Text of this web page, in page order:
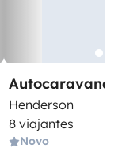
Autocaravana
Henderson
8 viajantes
Novo